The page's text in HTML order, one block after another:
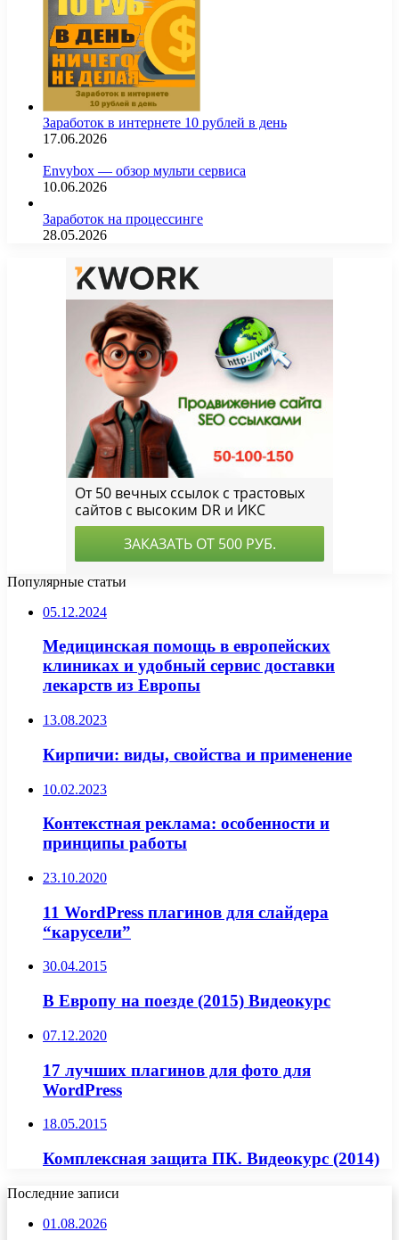
Заработок в интернете 10 рублей в день
17.06.2026
Envybox — обзор мульти сервиса
10.06.2026
Заработок на процессинге
28.05.2026
Популярные статьи
05.12.2024
Медицинская помощь в европейских
клиниках и удобный сервис доставки
лекарств из Европы
13.08.2023
Кирпичи: виды, свойства и применение
10.02.2023
Контекстная реклама: особенности и
принципы работы
23.10.2020
11 WordPress плагинов для слайдера
“карусели”
30.04.2015
В Европу на поезде (2015) Видеокурс
07.12.2020
17 лучших плагинов для фото для
WordPress
18.05.2015
Комплексная защита ПК. Видеокурс (2014)
Последние записи
01.08.2026